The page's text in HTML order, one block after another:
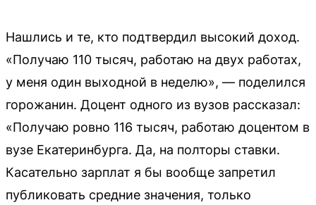
Нашлись и те, кто подтвердил высокий доход.
«Получаю 110 тысяч, работаю на двух работах,
у меня один выходной в неделю», — поделился
горожанин. Доцент одного из вузов рассказал:
«Получаю ровно 116 тысяч, работаю доцентом в
вузе Екатеринбурга. Да, на полторы ставки.
Касательно зарплат я бы вообще запретил
публиковать средние значения, только